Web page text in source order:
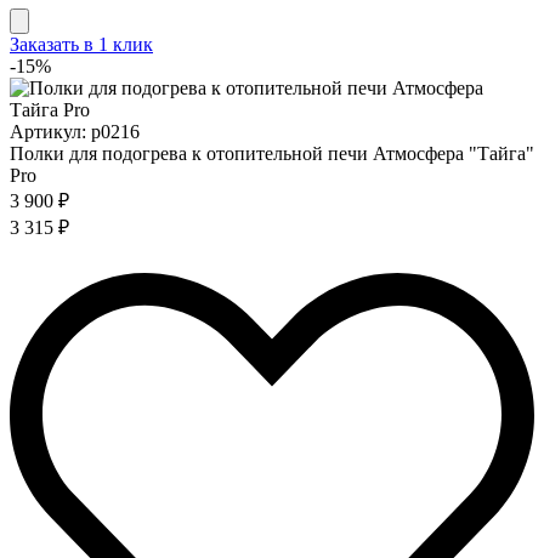
Заказать в 1 клик
-15%
Артикул: p0216
Полки для подогрева к отопительной печи Атмосфера "Тайга"
Pro
3 900 ₽
3 315 ₽